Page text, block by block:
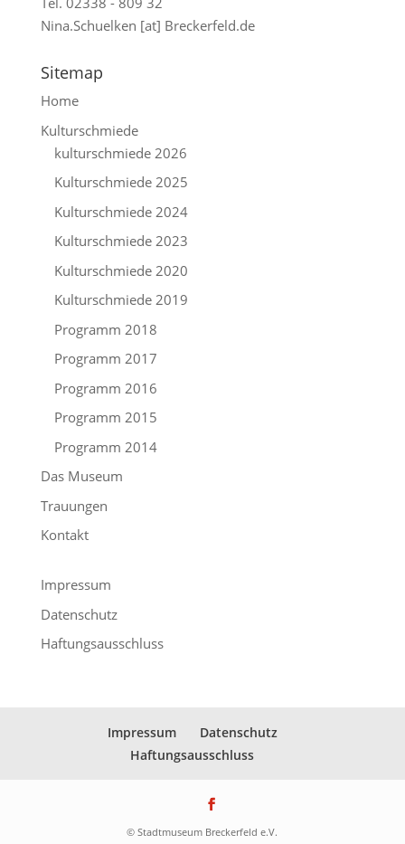
Nina.Schuelken [at] Breckerfeld.de
Sitemap
Home
Kulturschmiede
kulturschmiede 2026
Kulturschmiede 2025
Kulturschmiede 2024
Kulturschmiede 2023
Kulturschmiede 2020
Kulturschmiede 2019
Programm 2018
Programm 2017
Programm 2016
Programm 2015
Programm 2014
Das Museum
Trauungen
Kontakt
Impressum
Datenschutz
Haftungsausschluss
Impressum
Datenschutz
Haftungsausschluss
© Stadtmuseum Breckerfeld e.V.